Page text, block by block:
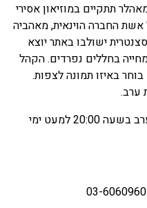
תתקיים במוזיאון אסירי
החברה הוינאית, מאהביה
ישולבו באתר יוצא
בחללים נפרדים. הקהל
באיזו תמונה לצפות.
הבכורה ב-3 באוקטובר ומדי ערב בשעה 20:00 למעט ימי